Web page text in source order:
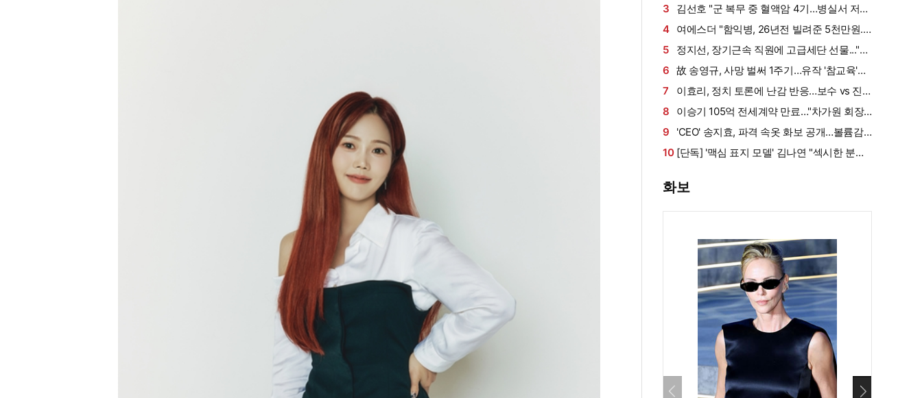
'후끈'…두산 승리요정 등극
3
김선호 "군 복무 중 혈액암 4기…병실서 저만
살아남았다" (내 남은 연애)
4
여에스더 "함익병, 26년전 빌려준 5천만원...
그덕에 사업 시작" (동상이몽2)[종합]
5
정지선, 장기근속 직원에 고급세단 선물..."차
부담되면 명품백도 가능" (사당귀)[전일야화]
6 故 송영규, 사망 벌써 1주기…유작 '참교육'서
묵직한 존재감
7
이효리, 정치 토론에 난감 반응…보수 vs 진
보 사연에 "빠지면 안 될까요?"
8
이승기 105억 전세계약 만료…"차가원 회장,
보증금 안 주면 법적 조치"
9
'CEO' 송지효, 파격 속옷 화보 공개…볼륨감·
라인 모두 '퍼펙트'
10 [단독] '맥심 표지 모델' 김나연 "섹시한 분들
화보